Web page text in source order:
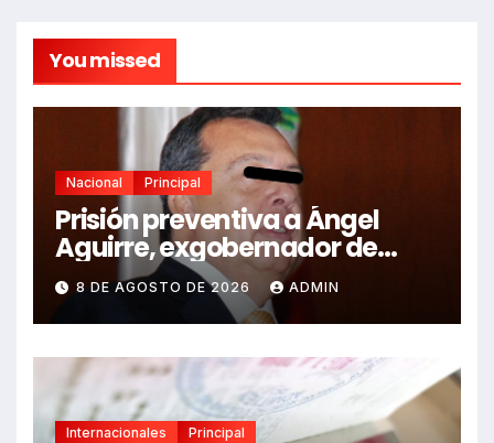
You missed
Nacional Principal
Prisión preventiva a Ángel
Aguirre, exgobernador de
Guerrero, por caso Ayotzinapa
8 DE AGOSTO DE 2026 ADMIN
Internacionales Principal